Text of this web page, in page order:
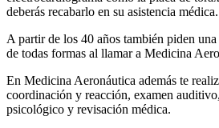
deberás recabarlo en su asistencia médica.
A partir de los 40 años también piden
de todas formas al llamar a Medicina
En Medicina Aeronáutica además te
coordinación y reacción, examen
psicológico y revisación médica.